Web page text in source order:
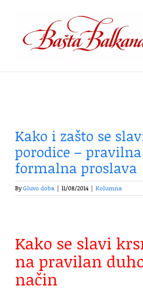
content
Kako i zašto se
porodice –
formalna proslava
ByGluvo doba 11/08/2014 Kolumna
Kako se slavi
na pravilan
način